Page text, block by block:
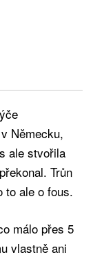
Německu,
ale stvořila
Trůn
to ale o fous.
málo přes 5
vlastně ani